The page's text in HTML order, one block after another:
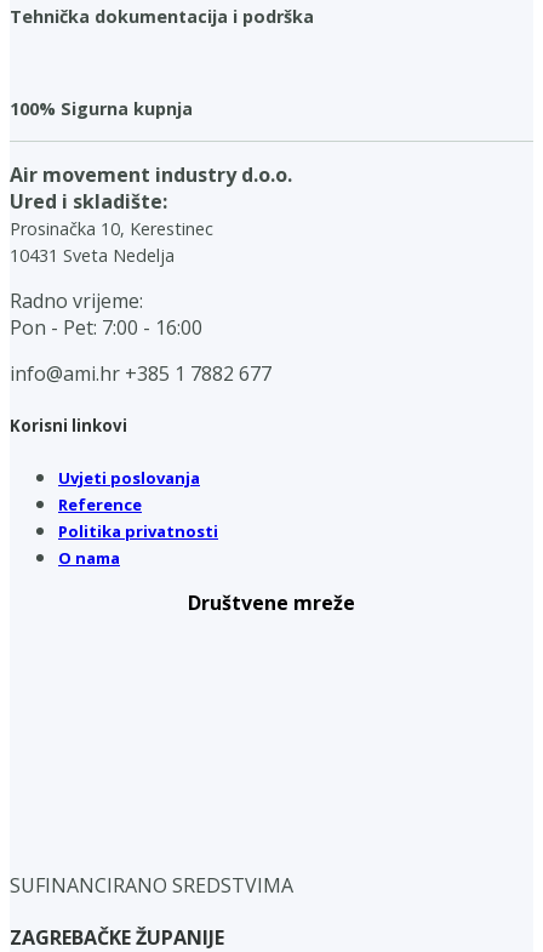
Tehnička dokumentacija i podrška
100% Sigurna kupnja
Air movement industry d.o.o.
Ured i skladište:
Prosinačka 10, Kerestinec
10431 Sveta Nedelja
Radno vrijeme:
Pon - Pet: 7:00 - 16:00
info@ami.hr +385 1 7882 677
Korisni linkovi
Uvjeti poslovanja
Reference
Politika privatnosti
O nama
Društvene mreže
SUFINANCIRANO SREDSTVIMA
ZAGREBAČKE ŽUPANIJE